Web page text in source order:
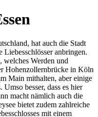
hat auch die Stadt
Liebesschlösser anbringen.
welches Werden und
Hohenzollernbrücke in Köln
Main mithalten, aber einige
besser, dass es hier
macht nämlich auch die
bietet zudem zahlreiche
mit einem